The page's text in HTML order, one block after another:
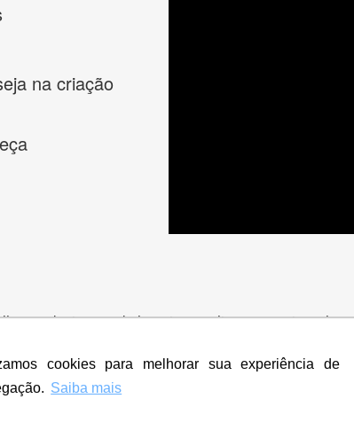
cookies para melhorar sua experiência de
Saiba mais
na criação
designers de logotipos online para criar a
de visita, folder, flyer, website e muito